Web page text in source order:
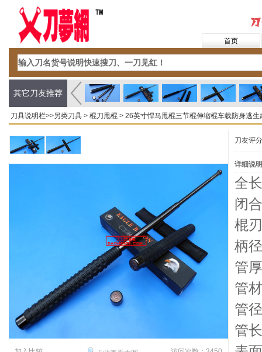
首页
其它刀友推荐
刀具说明栏>>另类刀具 > 棍刀甩棍 > 26英寸悍马甩棍三节棍伸缩棍车载防身逃
刀友评
详细说明
全
闭
棍
柄
管
管
管
管